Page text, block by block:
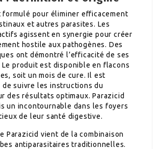
formulé pour éliminer efficacement
et autres parasites. Les
agissent en synergie pour créer
hostile aux pathogènes. Des
ont démontré l’efficacité de ses
Le produit est disponible en flacons
soit un mois de cure. Il est
de suivre les instructions du
des résultats optimaux. Parazicid
un incontournable dans les foyers
de leur santé digestive.
Parazicid vient de la combinaison
antiparasitaires traditionnelles.